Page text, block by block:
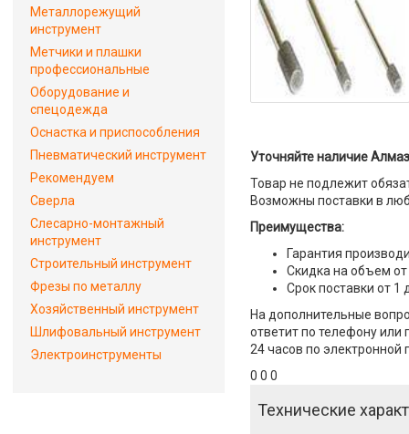
Уточняйте наличие
Товар не подлежит
Возможны поставки в
Преимущества:
Гарантия
Скидка на объем от
Срок поставки от 1
На дополнительные
ответит по телефону или
24 часов по электронной
0 0 0
Технические
Металлорежущий
инструмент
Метчики и плашки
профессиональные
Оборудование и
спецодежда
Оснастка и приспособления
Пневматический инструмент
Рекомендуем
Сверла
Слесарно-монтажный
инструмент
Строительный инструмент
Фрезы по металлу
Хозяйственный инструмент
Шлифовальный инструмент
Электроинструменты